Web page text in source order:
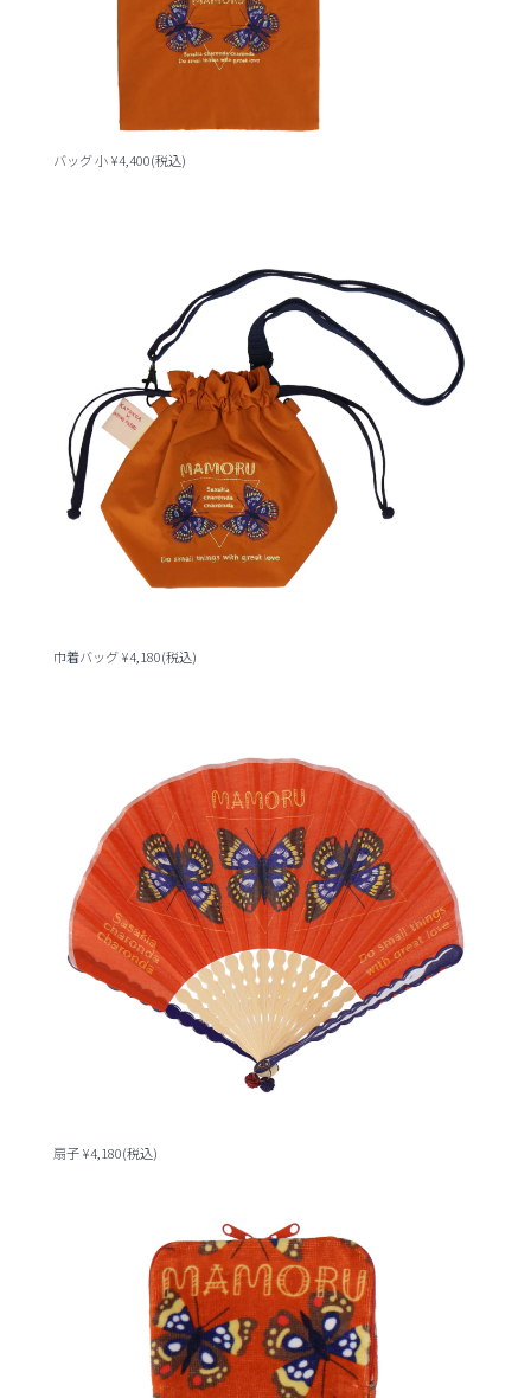
バッグ 小 ¥4,400(税込)
巾着バッグ ¥4,180(税込)
扇子 ¥4,180(税込)